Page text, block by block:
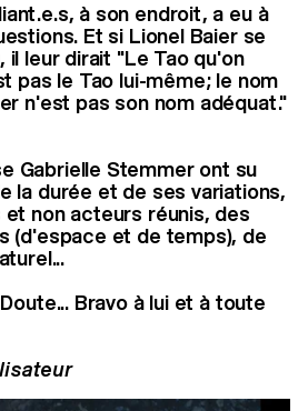
à son endroit, a eu à
Et si Lionel Baier se
il leur dirait "Le Tao qu'on
pas le Tao lui-même; le nom
n'est pas son nom adéquat."
Gabrielle Stemmer ont su
la durée et de ses variations,
non acteurs réunis, des
(d'espace et de temps), de
Bravo à lui et à toute